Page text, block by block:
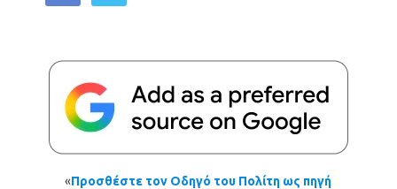
«Προσθέστε τον Οδηγό του Πολίτη ως πηγή